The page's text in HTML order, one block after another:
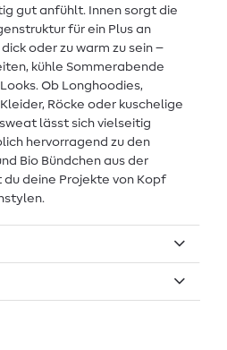
gut anfühlt. Innen sorgt die
für ein Plus an
oder zu warm zu sein –
kühle Sommerabende
Ob Longhoodies,
Röcke oder kuschelige
lässt sich vielseitig
hervorragend zu den
Bio Bündchen aus der
du deine Projekte von Kopf